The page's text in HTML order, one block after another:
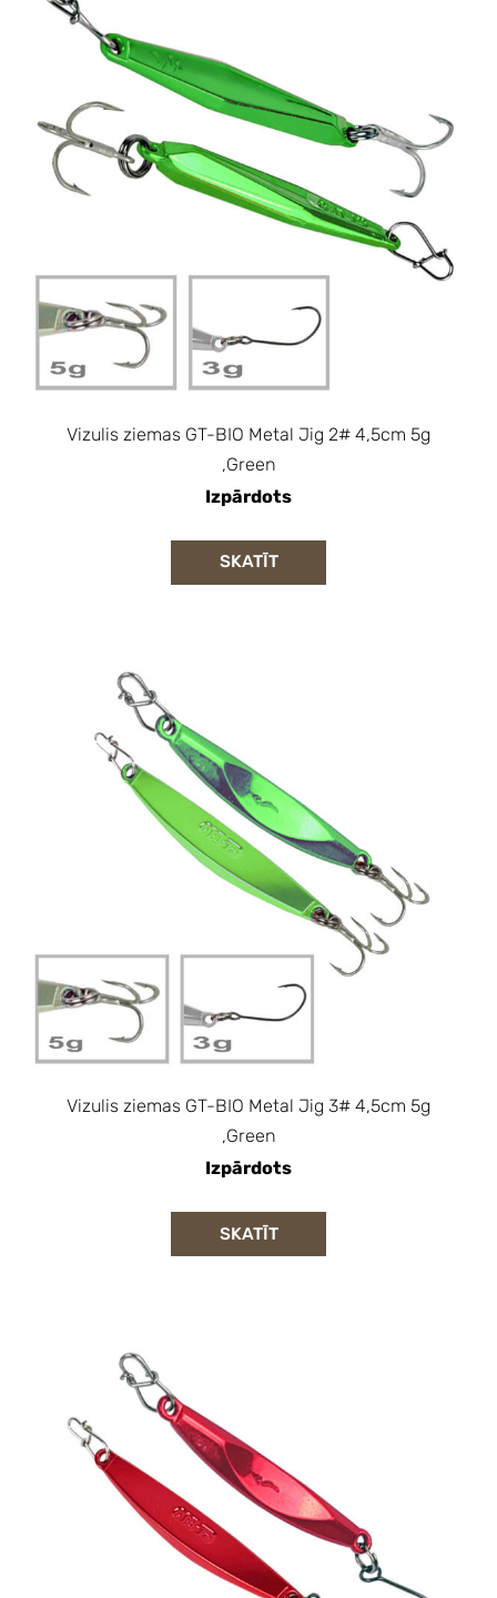
Vizulis ziemas GT-BIO Metal Jig 2# 4,5cm 5g
,Green
Izpārdots
SKATĪT
Vizulis ziemas GT-BIO Metal Jig 3# 4,5cm 5g
,Green
Izpārdots
SKATĪT